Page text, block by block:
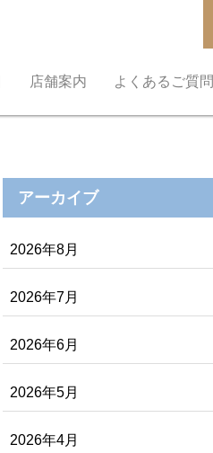
店舗案内 よくあるご質問
アーカイブ
2026年8月
2026年7月
2026年6月
2026年5月
2026年4月